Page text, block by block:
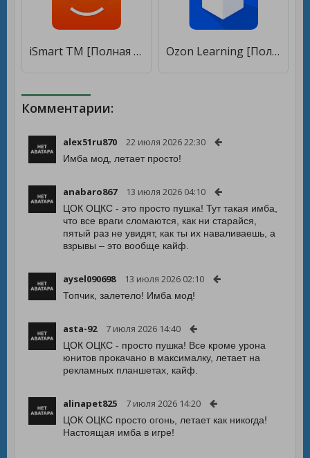
iSmart TM [Полная версия] Ozon Learning [Полная версия]
Комментарии:
alex51ru870 22 июля 2026 22:30
Имба мод, летает просто!
anabaro867 13 июля 2026 04:10
ЦОК ОЦКС - это просто пушка! Тут такая имба,
что все враги сломаются, как ни старайся,
пятый раз не увидят, как ты их наваливаешь, а
взрывы – это вообще кайф.
aysel090698 13 июля 2026 02:10
Топчик, залетело! Имба мод!
asta-92 7 июля 2026 14:40
ЦОК ОЦКС - просто пушка! Все кроме урона
юнитов прокачано в максималку, летает на
рекламных планшетах, кайф.
alinapet825 7 июля 2026 14:20
ЦОК ОЦКС просто огонь, летает как никогда!
Настоящая имба в игре!